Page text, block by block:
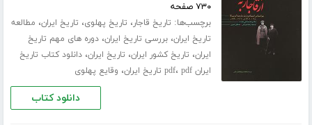
۷۳۰ صفحه
برچسب‌ها: تاریخ قاجار، تاریخ پهلوی، تاریخ ایران، مطالعه
تاریخ ایران،بررسی تاریخ ایران،دوره های مهم تاریخ
ایران، تاریخ کشور ایران، تاریخ ایران،دانلود کتاب تاریخ
ایران pdf
، pdf تاریخ ایران ، وقایع پهلوی
دانلود کتاب